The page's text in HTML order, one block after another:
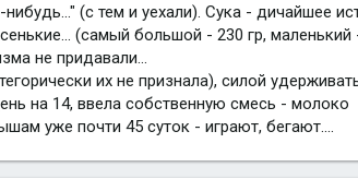
(с тем и уехали). Сука - дичайшее
(самый большой - 230 гр, маленький
не придавали...
их не признала), силой
на 14, ввела собственную смесь - молоко
уже почти 45 суток - играют, бегают....